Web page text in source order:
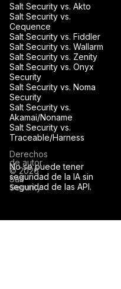
No se puede tener
seguridad de la IA sin
seguridad de las API.
Salt Security vs. Akto
Salt Security vs.
Cequence
Salt Security vs. Fiddler
Salt Security vs. Wallarm
Salt Security vs. Zenity
Salt Security vs. Onyx
Security
Salt Security vs. Noma
Security
Salt Security vs.
Akamai/Noname
Salt Security vs.
Traceable/Harness
Derechos
de autor
© 2026
Salt
Security